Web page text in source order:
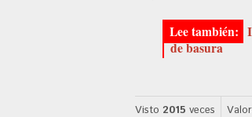
de basura
Visto 2015 veces